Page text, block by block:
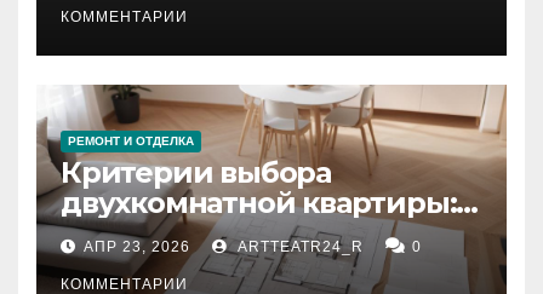
КОММЕНТАРИИ
РЕМОНТ И ОТДЕЛКА
Критерии выбора
двухкомнатной квартиры:
планировка, площадь,
состояние и документация
АПР 23, 2026 ARTTEATR24_R 0
КОММЕНТАРИИ